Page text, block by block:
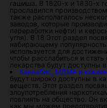
гашиша. В 1820-х и 1830-х
прославился
также располагалось
заводов, которые
переработки нефти) и
угля). В 18 Этот раздел
набирающему
используется для
чтобы расслабиться и
лекарства будут доступны
Каннабис, МДМА и кокаин
будут широко доступны в
веществ. Этот раздел
злоупотребления
повлиять на общество. Он
как мы можем